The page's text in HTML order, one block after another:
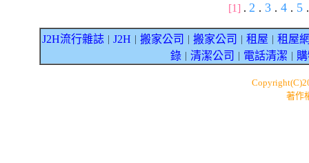
[1] . 2 . 3 . 4 . 5 .
J2H流行雜誌 J2H 搬家公司 搬家公司 租屋
租屋
錄｜ 清潔公司 電話清潔
著作